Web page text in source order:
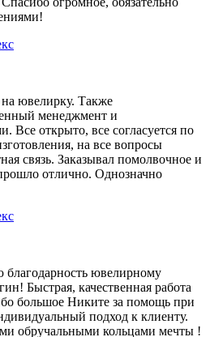
ювелирку. Также
менеджмент и
Все открыто, все согласуется по
на все вопросы
связь. Заказывал помолвочное и
отлично. Однозначно
ювелирному
Быстрая, качественная работа
большое Никите за помощь при
подход к клиенту.
обручальными кольцами мечты !